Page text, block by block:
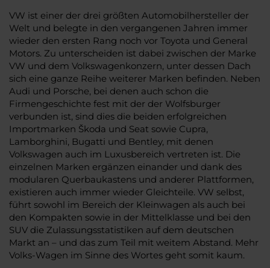
VW ist einer der drei größten Automobilhersteller der
Welt und belegte in den vergangenen Jahren immer
wieder den ersten Rang noch vor Toyota und General
Motors. Zu unterscheiden ist dabei zwischen der Marke
VW und dem Volkswagenkonzern, unter dessen Dach
sich eine ganze Reihe weiterer Marken befinden. Neben
Audi und Porsche, bei denen auch schon die
Firmengeschichte fest mit der der Wolfsburger
verbunden ist, sind dies die beiden erfolgreichen
Importmarken Škoda und Seat sowie Cupra,
Lamborghini, Bugatti und Bentley, mit denen
Volkswagen auch im Luxusbereich vertreten ist. Die
einzelnen Marken ergänzen einander und dank des
modularen Querbaukastens und anderer Plattformen,
existieren auch immer wieder Gleichteile. VW selbst,
führt sowohl im Bereich der Kleinwagen als auch bei
den Kompakten sowie in der Mittelklasse und bei den
SUV die Zulassungsstatistiken auf dem deutschen
Markt an – und das zum Teil mit weitem Abstand. Mehr
Volks-Wagen im Sinne des Wortes geht somit kaum.